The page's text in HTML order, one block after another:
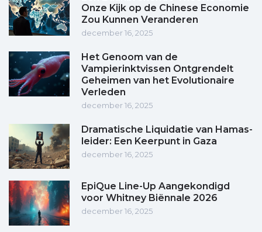
Onze Kijk op de Chinese Economie
Zou Kunnen Veranderen
december 16, 2025
Het Genoom van de
Vampierinktvissen Ontgrendelt
Geheimen van het Evolutionaire
Verleden
december 16, 2025
Dramatische Liquidatie van Hamas-
leider: Een Keerpunt in Gaza
december 16, 2025
EpiQue Line-Up Aangekondigd
voor Whitney Biënnale 2026
december 16, 2025